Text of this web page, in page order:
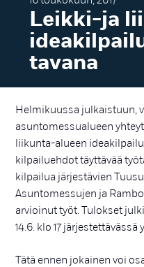
Leik­ki-ja
ta­va­na
Helmikuussa julkaistuun,
asuntomessualueen
liikunta-alueen
kilpailuehdot täyttävää
kilpailua järjestävien
Asuntomessujen ja
arvioinut työt. Tulokset
14.6. klo 17
Tätä ennen jokainen voi